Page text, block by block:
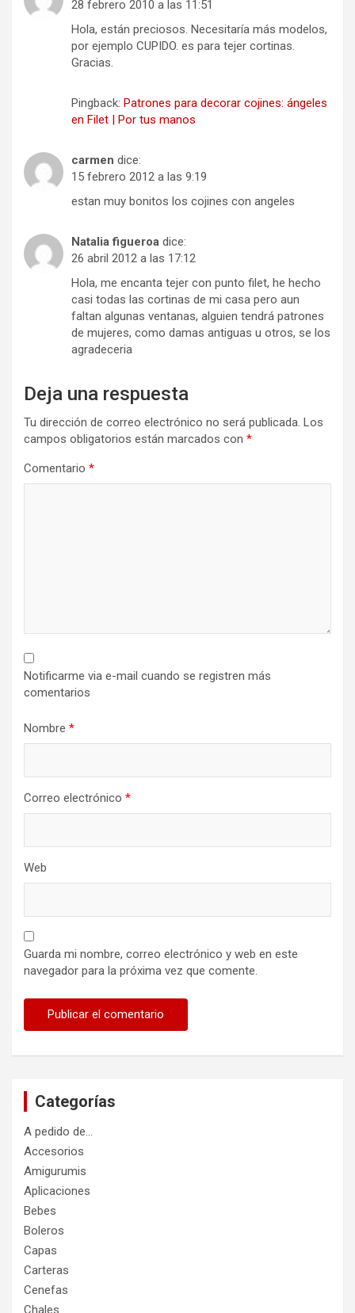
28 febrero 2010 a las 11:51
Hola, están preciosos. Necesitaría más modelos,
por ejemplo CUPIDO. es para tejer cortinas.
Gracias.
Pingback: Patrones para decorar cojines: ángeles
en Filet | Por tus manos
carmen dice:
15 febrero 2012 a las 9:19
estan muy bonitos los cojines con angeles
Natalia figueroa dice:
26 abril 2012 a las 17:12
Hola, me encanta tejer con punto filet, he hecho
casi todas las cortinas de mi casa pero aun
faltan algunas ventanas, alguien tendrá patrones
de mujeres, como damas antiguas u otros, se los
agradeceria
Deja una respuesta
Tu dirección de correo electrónico no será publicada. Los
campos obligatorios están marcados con *
Comentario *
Notificarme via e-mail cuando se registren más
comentarios
Nombre *
Correo electrónico *
Web
Guarda mi nombre, correo electrónico y web en este
navegador para la próxima vez que comente.
Categorías
A pedido de…
Accesorios
Amigurumis
Aplicaciones
Bebes
Boleros
Capas
Carteras
Cenefas
Chales